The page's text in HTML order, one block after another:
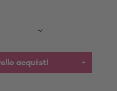
acquisti